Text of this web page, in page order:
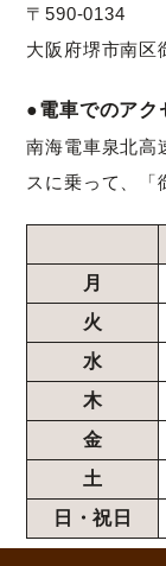
〒590-0134
大阪府堺市南区
●電車でのアク
南海電車泉北高
スに乗って、「
月
火
水
木
金
土
日・祝日